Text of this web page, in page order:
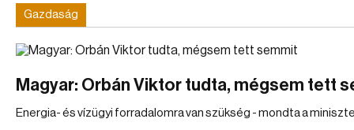
Gazdaság
Magyar: Orbán Viktor tudta, mégsem tett
Energia- és vízügyi forradalomra van szükség - mondta a